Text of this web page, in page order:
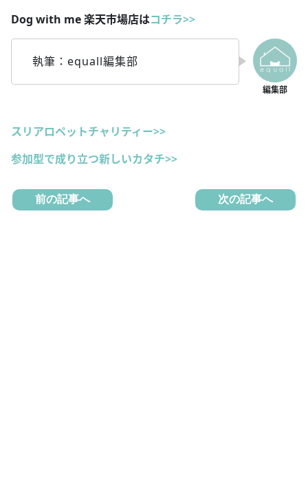
Dog with me 楽天市場店はコチラ>>
執筆：equall編集部
スリアロペットチャリティー>>
参加型で成り立つ新しいカタチ>>
前の記事へ 次の記事へ